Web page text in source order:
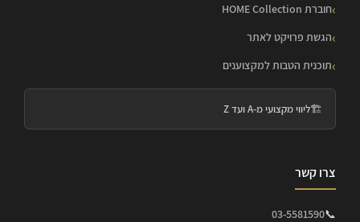
חוברת HOME Collection
הגשת פרויקט לאתר
תוכנית הטבות למקצוענים
🏗️ליווי מקצועי מ-A ועד Z
צרו קשר
📞
03-5581590